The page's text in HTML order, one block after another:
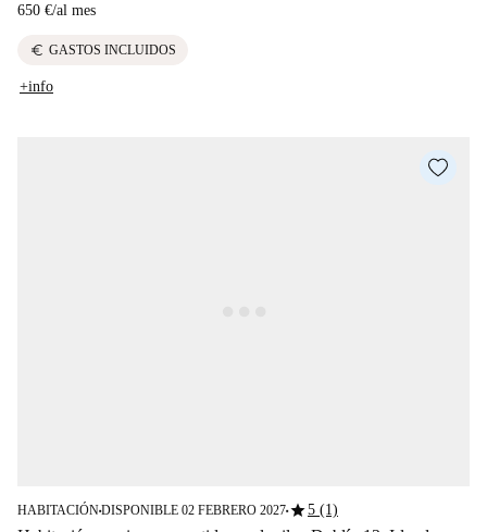
650 €/al mes
euro GASTOS INCLUIDOS
+info
HABITACIÓN■DISPONIBLE 02 FEBRERO 2027■star5 (1)